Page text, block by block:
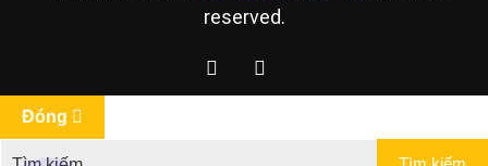
reserved.
Đóng